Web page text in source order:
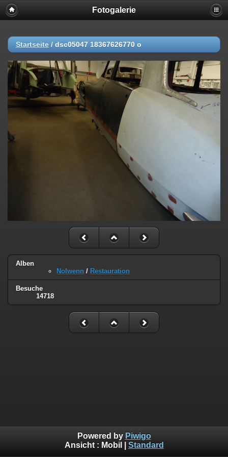
Fotogalerie
Startseite / dsc05047 18367626770 o
Alben
Nolwenn / Restauration
Besuche
14718
Powered by Piwigo
Ansicht : Mobil Standard